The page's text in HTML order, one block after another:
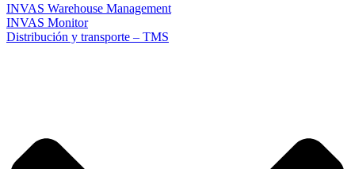
INVAS Warehouse Management
INVAS Monitor
Distribución y transporte – TMS